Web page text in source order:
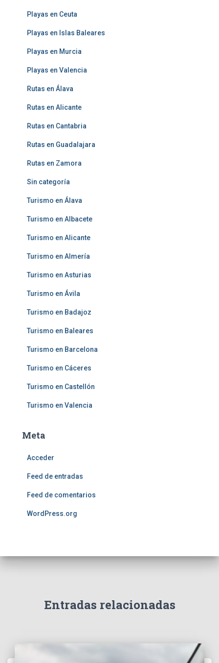
Playas en Ceuta
Playas en Islas Baleares
Playas en Murcia
Playas en Valencia
Rutas en Álava
Rutas en Alicante
Rutas en Cantabria
Rutas en Guadalajara
Rutas en Zamora
Sin categoría
Turismo en Álava
Turismo en Albacete
Turismo en Alicante
Turismo en Almería
Turismo en Asturias
Turismo en Ávila
Turismo en Badajoz
Turismo en Baleares
Turismo en Barcelona
Turismo en Cáceres
Turismo en Castellón
Turismo en Valencia
Meta
Acceder
Feed de entradas
Feed de comentarios
WordPress.org
Entradas relacionadas